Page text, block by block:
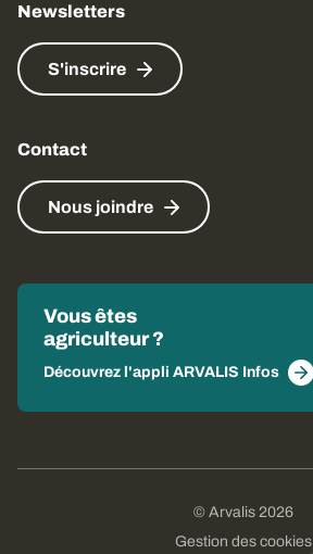
Newsletters
S'inscrire
Contact
Nous joindre
Vous êtes
agriculteur ?
Découvrez l'appli ARVALIS Infos
© Arvalis 2026
Gestion des cookies